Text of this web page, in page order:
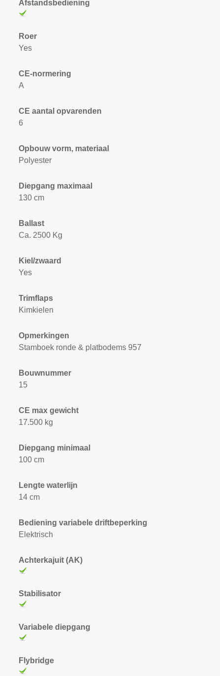
Afstandsbediening
Roer
Yes
CE-normering
A
CE aantal opvarenden
6
Opbouw vorm, materiaal
Polyester
Diepgang maximaal
130 cm
Ballast
Ca. 2500 Kg
Kiel/zwaard
Yes
Trimflaps
Kimkielen
Opmerkingen
Stamboek ronde & platbodems 957
Bouwnummer
15
CE max gewicht
17.500 kg
Diepgang minimaal
100 cm
Lengte waterlijn
14 cm
Bediening variabele driftbeperking
Elektrisch
Achterkajuit (AK)
Stabilisator
Variabele diepgang
Flybridge